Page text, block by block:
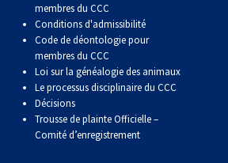
membres du CCC
Conditions d'admissibilité
Code de déontologie pour
membres du CCC
Loi sur la généalogie des animaux
Le processus disciplinaire du CCC
Décisions
Trousse de plainte Officielle –
Comité d’enregistrement